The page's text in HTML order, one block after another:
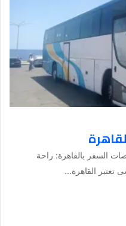
السفر بالقاهرة: راحة
تعتبر القاهرة...